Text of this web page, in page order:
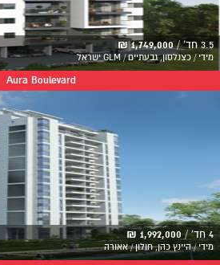
3.5 חד' / 1,749,000 ₪
מידי / כצנלסון, גבעתיים / GLM ישראל
Aura Boulevard
4 חד' / 1,992,000 ₪
מידי / היינץ כהן, חולון / אאורה